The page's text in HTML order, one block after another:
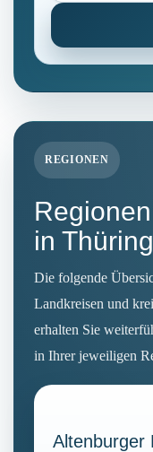
REGIONEN
in
Die folgende
Landkreisen und
erhalten Sie
in Ihrer jeweiligen
Altenburger